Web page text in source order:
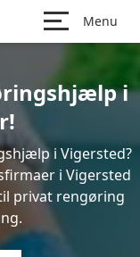
Menu
i
i Vigersted?
i Vigersted
privat rengøring